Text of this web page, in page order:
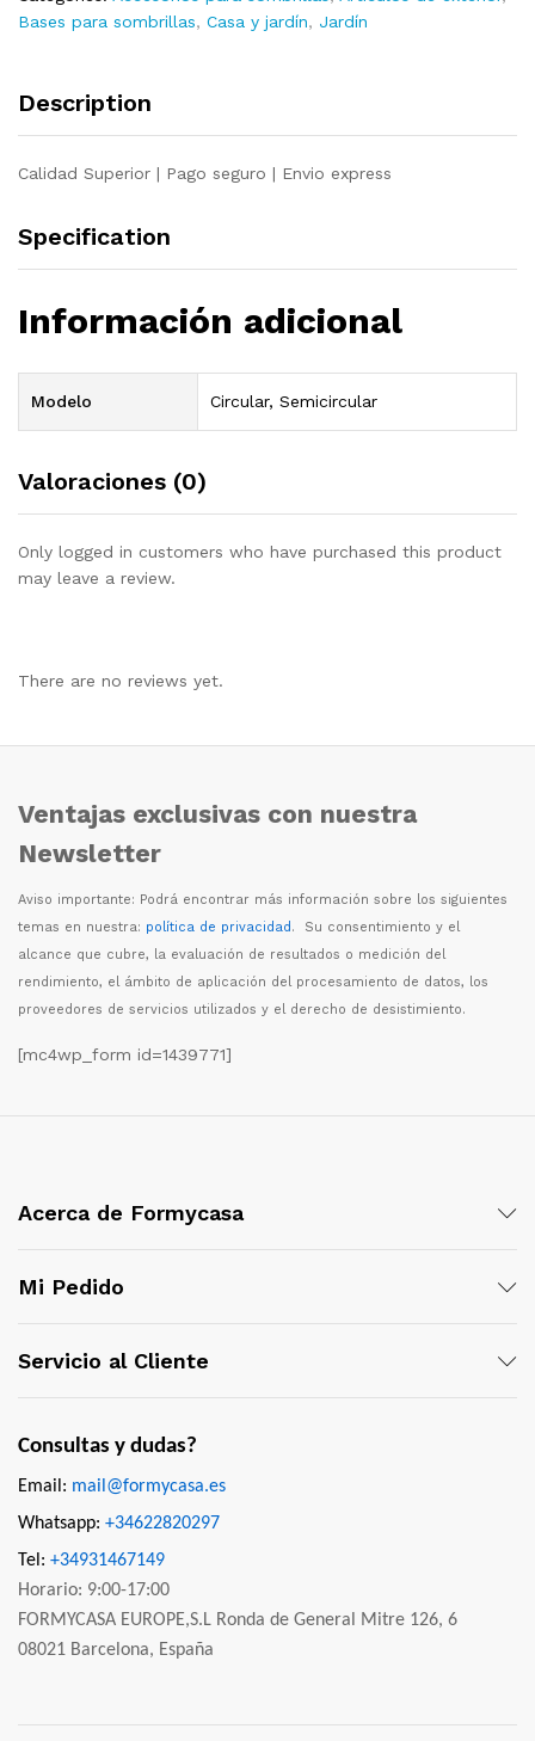
Bases para sombrillas, Casa y jardín, Jardín
Description
Calidad Superior | Pago seguro | Envio express
Specification
Información adicional
Modelo Circular, Semicircular
Valoraciones (0)
Only logged in customers who have purchased this product
may leave a review.
There are no reviews yet.
Ventajas exclusivas con nuestra
Newsletter
Aviso importante: Podrá encontrar más información sobre los siguientes
temas en nuestra: política de privacidad. Su consentimiento y el
alcance que cubre, la evaluación de resultados o medición del
rendimiento, el ámbito de aplicación del procesamiento de datos, los
proveedores de servicios utilizados y el derecho de desistimiento.
[mc4wp_form id=1439771]
Acerca de Formycasa
Mi Pedido
Servicio al Cliente
Consultas y dudas?
Email: mail@formycasa.es
Whatsapp: +34622820297
Tel: +34931467149
Horario: 9:00-17:00
FORMYCASA EUROPE,S.L Ronda de General Mitre 126, 6
08021 Barcelona, España